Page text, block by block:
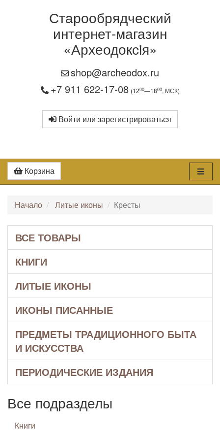
Старообрядческий
интернет-магазин
«Археодоксiя»
shop@archeodox.ru
+7 911 622-17-08 (1200—1800, МСК)
Войти или зарегистрироваться
Корзина
Начало Литые иконы Кресты
ВСЕ ТОВАРЫ
КНИГИ
ЛИТЫЕ ИКОНЫ
ИКОНЫ ПИСАННЫЕ
ПРЕДМЕТЫ ТРАДИЦИОННОГО БЫТА
И ИСКУССТВА
ПЕРИОДИЧЕСКИЕ ИЗДАНИЯ
Все подразделы
Книги